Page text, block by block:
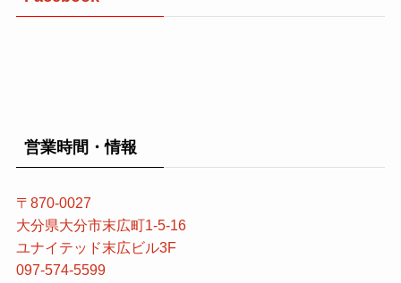
営業時間・情報
〒870-0027
大分県大分市末広町1-5-16
ユナイテッド末広ビル3F
097-574-5599